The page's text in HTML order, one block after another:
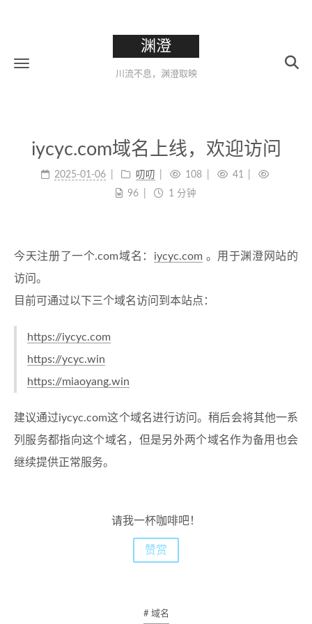
渊澄
川流不息，渊澄取映
iycyc.com域名上线，欢迎访问
2025-01-06 叨叨 108
41
96
1 分钟
今天注册了一个.com域名： iycyc.com 。用于渊澄网站的
访问。
目前可通过以下三个域名访问到本站点：
https://iycyc.com
https://ycyc.win
https://miaoyang.win
建议通过iycyc.com这个域名进行访问。稍后会将其他一系
列服务都指向这个域名，但是另外两个域名作为备用也会
继续提供正常服务。
请我一杯咖啡吧！
赞赏
# 域名